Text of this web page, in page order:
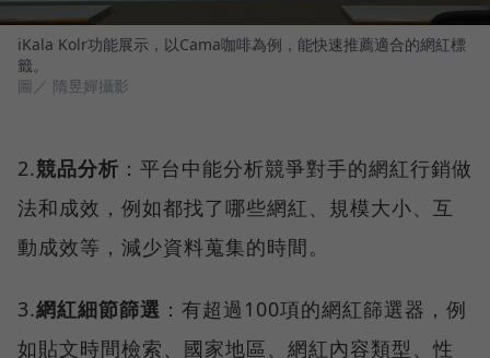
iKala Kolr功能展示，以Cama咖啡為例，能快速推薦適合的網紅標
籤。
圖／ 隋昱嬋攝影
2.競品分析 ：平台中能分析競爭對手的網紅行銷做
法和成效，例如都找了哪些網紅、規模大小、互
動成效等，減少資料蒐集的時間。
3.網紅細節篩選 ：有超過100項的網紅篩選器，例
如貼文時間檢索、國家地區、網紅內容類型、性